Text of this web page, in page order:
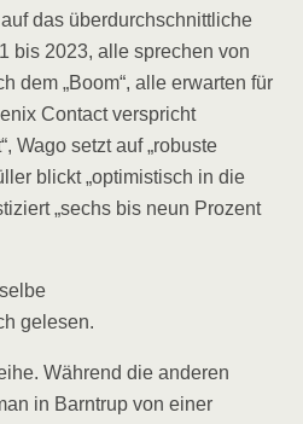
das überdurchschnittliche
bis 2023, alle sprechen von
dem „Boom“, alle erwarten für
Contact verspricht
Wago setzt auf „robuste
blickt „optimistisch in die
„sechs bis neun Prozent
gelesen.
Während die anderen
in Barntrup von einer